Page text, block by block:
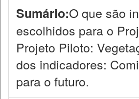
Sumário:O que são
escolhidos para o
Projeto Piloto:
dos indicadores:
para o futuro.